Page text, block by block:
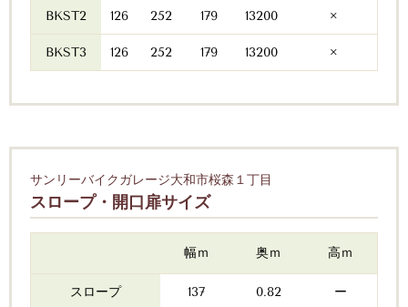
BKST2 126 252 179 13200 ×
BKST3 126 252 179 13200 ×
サンリーバイクガレージ大和市桜森１丁目
スロープ・開口扉サイズ
幅ｍ 奥ｍ 高ｍ
スロープ 137 0.82 ー